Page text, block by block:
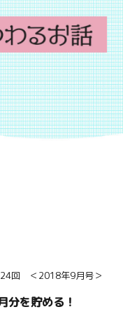
回 ＜2018年9月号＞
を貯める！